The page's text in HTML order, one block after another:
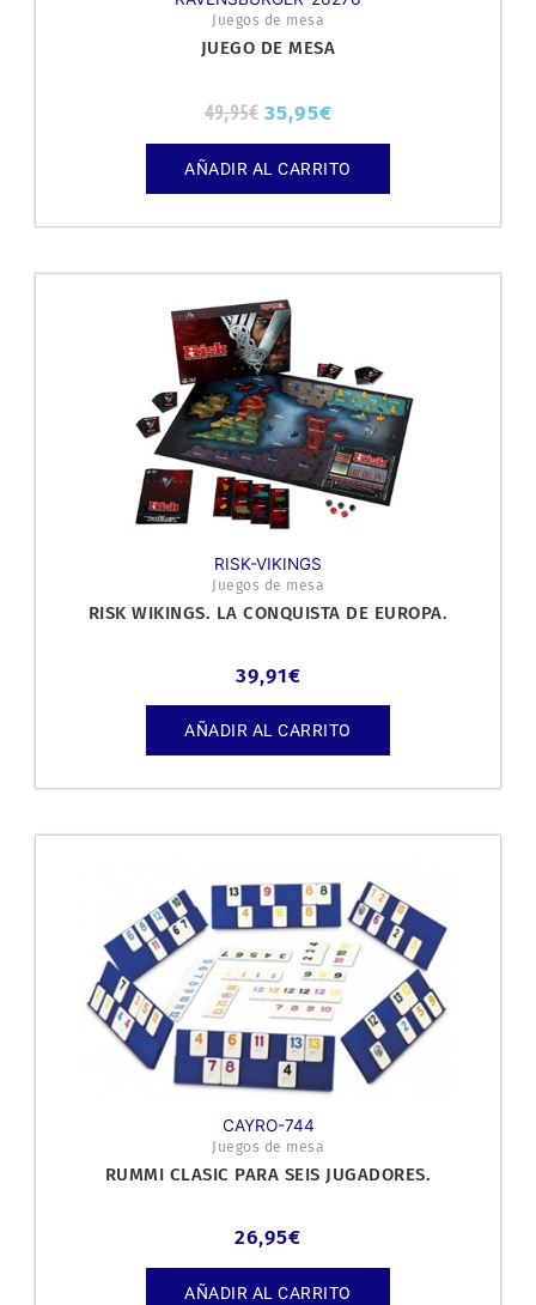
Juegos de mesa
JUEGO DE MESA
49,95€ 35,95€
AÑADIR AL CARRITO
RISK-VIKINGS
Juegos de mesa
RISK WIKINGS. LA CONQUISTA DE EUROPA.
39,91€
AÑADIR AL CARRITO
CAYRO-744
Juegos de mesa
RUMMI CLASIC PARA SEIS JUGADORES.
26,95€
AÑADIR AL CARRITO